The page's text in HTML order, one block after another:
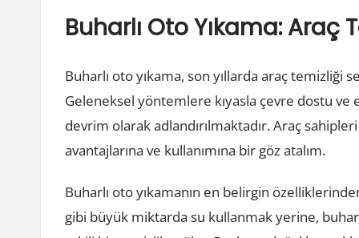
Buharlı Oto Yıkama:
Buharlı oto yıkama, son yıllarda araç
Geleneksel yöntemlere kıyasla çevre dostu ve
devrim olarak adlandırılmaktadır. Araç
avantajlarına ve kullanımına bir göz atalım.
Buharlı oto yıkamanın en belirgin
gibi büyük miktarda su kullanmak yerine,